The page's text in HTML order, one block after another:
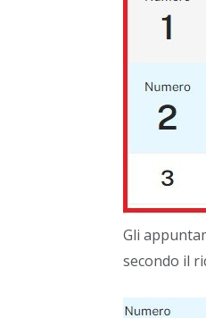
Gli
secondo il